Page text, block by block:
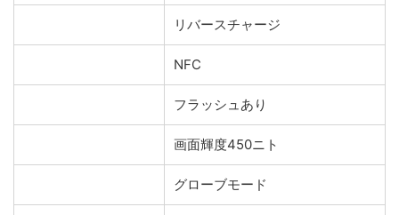
リバースチャージ
NFC
フラッシュあり
画面輝度450ニト
グローブモード